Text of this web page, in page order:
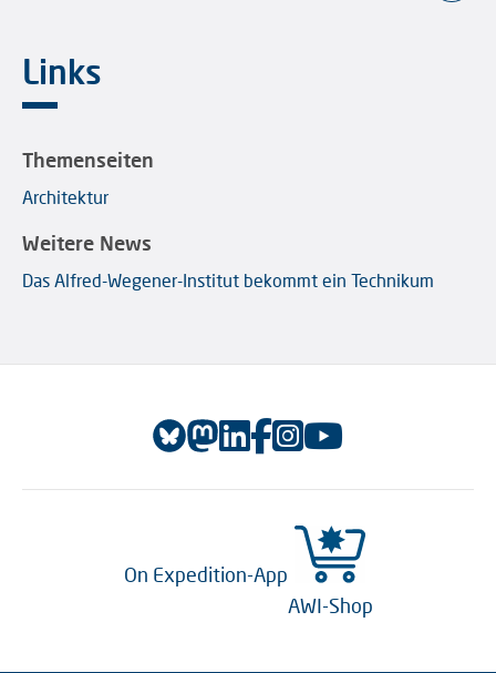
Links
Themenseiten
Architektur
Weitere News
Das Alfred-Wegener-Institut bekommt ein Technikum
On Expedition-App
AWI-Shop